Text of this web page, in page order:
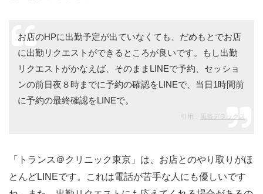
お店のHPに出勤予定が出ていなくても、だめもとでお店
に出勤リクエストができるところが良いです。もし出勤
リクエストがかなえば、そのままLINEで予約、セッショ
ンの前日夜８時までに予約の確認をLINEで、当日1時間前
に予約の最終確認をLINEで。
引用： 風俗デラックス
「トランス＠クリニック東京」は、お店とのやり取りがほ
とんどLINEです。これは電話が苦手な人にも優しいです